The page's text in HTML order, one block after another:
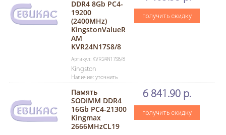
DDR4 8Gb PC4-
19200
(2400MHz)
KingstonValueR
AM
KVR24N17S8/8
Артикул: KVR24N17S8/8
Kingston
Наличие: уточнить
получить скидку
Память
SODIMM DDR4
16Gb PC4-21300
Kingmax
2666MHzCL19
6 841.90 р.
получить скидку